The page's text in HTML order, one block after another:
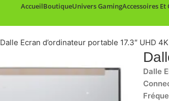
AccueilBoutiqueUnivers GamingAccessoires
Dalle Ecran d’ordinateur portable 17.3″ UHD 4K
Dalle